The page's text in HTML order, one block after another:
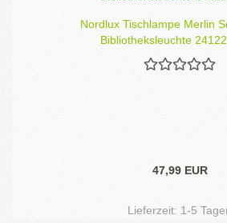
Nordlux Tischlampe Merlin
Bibliotheksleuchte
47,99 EUR
Lieferzeit: 1-5